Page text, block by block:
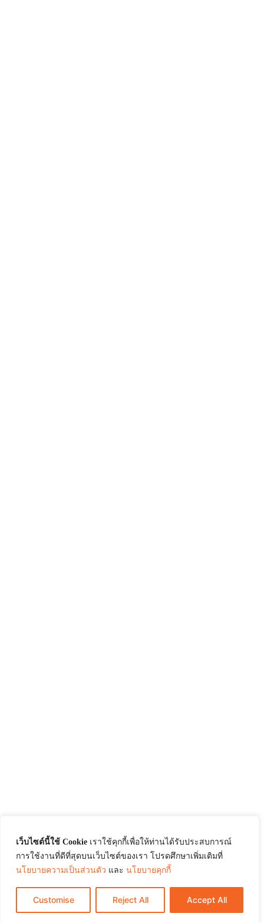
เว็บไซต์นี้ใช้ Cookie เราใช้คุกกี้เพื่อให้ท่านได้รับประสบการณ์
การใช้งานที่ดีที่สุดบนเว็บไซต์ของเรา โปรดศึกษาเพิ่มเติมที่
นโยบายความเป็นส่วนตัว และ นโยบายคุกกี้
Customise Reject All Accept All